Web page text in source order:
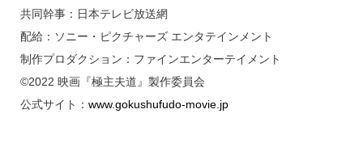
共同幹事：日本テレビ放送網
配給：ソニー・ピクチャーズ エンタテインメント
制作プロダクション：ファインエンターテイメント
©2022 映画『極主夫道』製作委員会
公式サイト： www.gokushufudo-movie.jp